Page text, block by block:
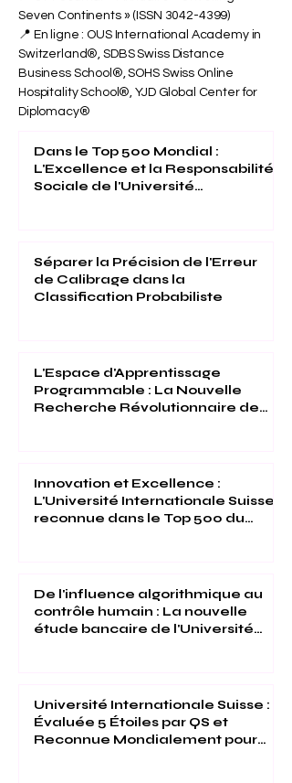
74, Ville de Bichkek, République kirghize
📍 U7Y Journal – Annuaire « Unveiling
Seven Continents » (ISSN
3042-4399)
📍 En ligne : OUS International Academy in
Switzerland®, SDBS Swiss Distance
Business School®, SOHS Swiss Online
Dans le Top 500 Mondial :
Séparer la Précision de l'Erreur
L'Espace d'Apprentissage
Innovation et Excellence :
De l'influence algorithmique au
Université Internationale Suisse :